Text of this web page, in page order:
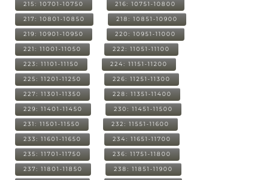
215: 10701-10750 216: 10751-10800
217: 10801-10850 218: 10851-10900
219: 10901-10950 220: 10951-11000
221: 11001-11050 222: 11051-11100
223: 11101-11150 224: 11151-11200
225: 11201-11250 226: 11251-11300
227: 11301-11350 228: 11351-11400
229: 11401-11450 230: 11451-11500
231: 11501-11550 232: 11551-11600
233: 11601-11650 234: 11651-11700
235: 11701-11750 236: 11751-11800
237: 11801-11850 238: 11851-11900